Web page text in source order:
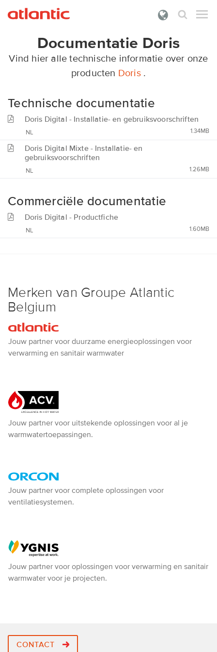
Wat zoek je?
PRODUCTEN
PREMIES
ONZE DIENSTEN
OVER ATLANTIC
INLOGGEN
Documentatie Doris
Vind hier alle technische informatie over onze
producten Doris .
Technische documentatie
Doris Digital - Installatie- en gebruiksvoorschriften
NL 1.34MB
Doris Digital Mixte - Installatie- en
gebruiksvoorschriften
NL 1.26MB
Commerciële documentatie
Doris Digital - Productfiche
NL 1.60MB
Merken van Groupe Atlantic
Belgium
Atlantic
Jouw partner voor duurzame energieoplossingen voor
verwarming en sanitair warmwater
ACV
Jouw partner voor uitstekende oplossingen voor al je
warmwatertoepassingen.
Orcon
-
Jouw partner voor complete oplossingen voor
ventilatiesystemen.
Ygnis
Jouw partner voor oplossingen voor verwarming en sanitair
warmwater voor je projecten.
CONTACT